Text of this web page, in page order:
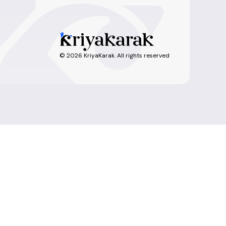
© 2026 KriyaKarak. All rights reserved